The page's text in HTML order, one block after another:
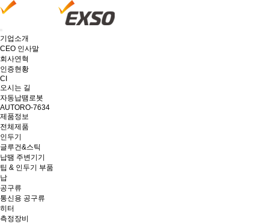
기업소개
CEO 인사말
회사연혁
인증현황
CI
오시는 길
자동납땜로봇
AUTORO-7634
제품정보
전체제품
인두기
글루건&스틱
납땜 주변기기
팁 & 인두기 부품
납
공구류
통신용 공구류
히터
측정장비